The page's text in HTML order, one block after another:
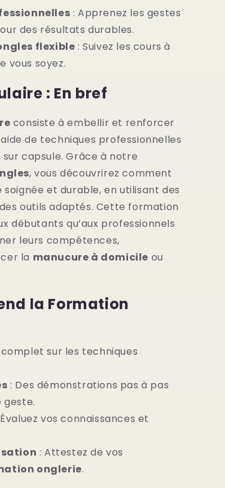
: Apprenez les gestes
des résultats durables.
flexible : Suivez les cours à
vous soyez.
: En bref
consiste à embellir et renforcer
de techniques professionnelles
capsule. Grâce à notre
, vous découvrirez comment
et durable, en utilisant des
outils adaptés. Cette formation
débutants qu’aux professionnels
leurs compétences,
la manucure à domicile ou
la Formation
complet sur les techniques
: Des démonstrations pas à pas
geste.
vos connaissances et
: Attestez de vos
onglerie.